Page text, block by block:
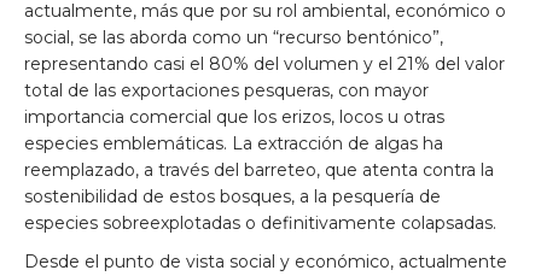
actualmente, más que por su rol ambiental, económico o
social, se las aborda como un “recurso bentónico”,
representando casi el 80% del volumen y el 21% del valor
total de las exportaciones pesqueras, con mayor
importancia comercial que los erizos, locos u otras
especies emblemáticas. La extracción de algas ha
reemplazado, a través del barreteo, que atenta contra la
sostenibilidad de estos bosques, a la pesquería de
especies sobreexplotadas o definitivamente colapsadas.
Desde el punto de vista social y económico, actualmente